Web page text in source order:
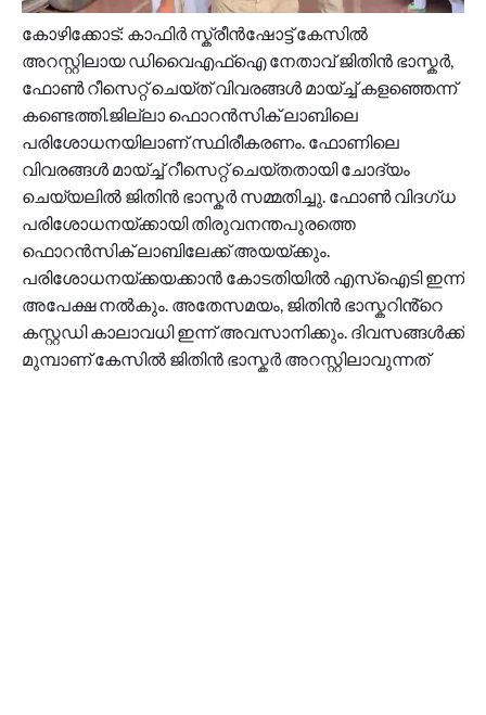
കോഴിക്കോട്: കാഫിർ സ്ക്രീൻഷോട്ട് കേസിൽ
അറസ്റ്റിലായ ഡിവൈഎഫ്ഐ നേതാവ് ജിതിൻ ഭാസ്കർ,
ഫോൺ റീസെറ്റ് ചെയ്ത് വിവരങ്ങൾ മായ്ച്ച് കളഞ്ഞെന്ന്
കണ്ടെത്തി.ജില്ലാ ഫൊറൻസിക് ലാബിലെ
പരിശോധനയിലാണ് സ്ഥിരീകരണം. ഫോണിലെ
വിവരങ്ങൾ മായ്ച്ച് റീസെറ്റ് ചെയ്തതായി ചോദ്യം
ചെയ്യലിൽ ജിതിൻ ഭാസ്കർ സമ്മതിച്ചു. ഫോൺ വിദഗ്ധ
പരിശോധനയ്ക്കായി തിരുവനന്തപുരത്തെ
ഫൊറൻസിക് ലാബിലേക്ക് അയയ്ക്കും.
പരിശോധനയ്ക്കയക്കാൻ കോടതിയിൽ എസ്ഐടി ഇന്ന്
അപേക്ഷ നൽകും. അതേസമയം, ജിതിൻ ഭാസ്കറിൻ്റെ
കസ്റ്റഡി കാലാവധി ഇന്ന് അവസാനിക്കും. ദിവസങ്ങൾക്ക്
മുമ്പാണ് കേസിൽ ജിതിൻ ഭാസ്കർ അറസ്റ്റിലാവുന്നത്